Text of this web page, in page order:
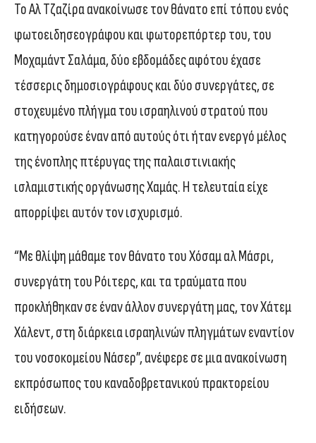
Το Αλ Τζαζίρα ανακοίνωσε τον θάνατο επί τόπου ενός
φωτοειδησεογράφου και φωτορεπόρτερ του, του
Μοχαμάντ Σαλάμα, δύο εβδομάδες αφότου έχασε
τέσσερις δημοσιογράφους και δύο συνεργάτες, σε
στοχευμένο πλήγμα του ισραηλινού στρατού που
κατηγορούσε έναν από αυτούς ότι ήταν ενεργό μέλος
της ένοπλης πτέρυγας της παλαιστινιακής
ισλαμιστικής οργάνωσης Χαμάς. Η τελευταία είχε
απορρίψει αυτόν τον ισχυρισμό.
“Με θλίψη μάθαμε τον θάνατο του Χόσαμ αλ Μάσρι,
συνεργάτη του Ρόιτερς, και τα τραύματα που
προκλήθηκαν σε έναν άλλον συνεργάτη μας, τον Χάτεμ
Χάλεντ, στη διάρκεια ισραηλινών πληγμάτων εναντίον
του νοσοκομείου Νάσερ”, ανέφερε σε μια ανακοίνωση
εκπρόσωπος του καναδοβρετανικού πρακτορείου
ειδήσεων.